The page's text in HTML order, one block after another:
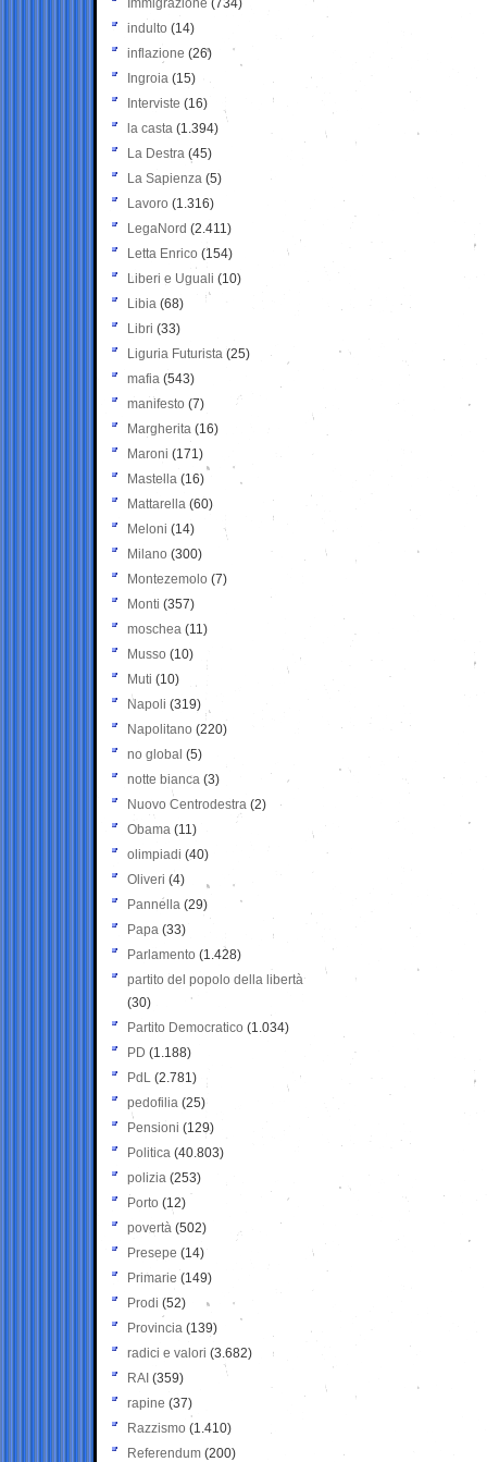
Immigrazione (734)
indulto (14)
inflazione (26)
Ingroia (15)
Interviste (16)
la casta (1.394)
La Destra (45)
La Sapienza (5)
Lavoro (1.316)
LegaNord (2.411)
Letta Enrico (154)
Liberi e Uguali (10)
Libia (68)
Libri (33)
Liguria Futurista (25)
mafia (543)
manifesto (7)
Margherita (16)
Maroni (171)
Mastella (16)
Mattarella (60)
Meloni (14)
Milano (300)
Montezemolo (7)
Monti (357)
moschea (11)
Musso (10)
Muti (10)
Napoli (319)
Napolitano (220)
no global (5)
notte bianca (3)
Nuovo Centrodestra (2)
Obama (11)
olimpiadi (40)
Oliveri (4)
Pannella (29)
Papa (33)
Parlamento (1.428)
partito del popolo della libertà
(30)
Partito Democratico (1.034)
PD (1.188)
PdL (2.781)
pedofilia (25)
Pensioni (129)
Politica (40.803)
polizia (253)
Porto (12)
povertà (502)
Presepe (14)
Primarie (149)
Prodi (52)
Provincia (139)
radici e valori (3.682)
RAI (359)
rapine (37)
Razzismo (1.410)
Referendum (200)